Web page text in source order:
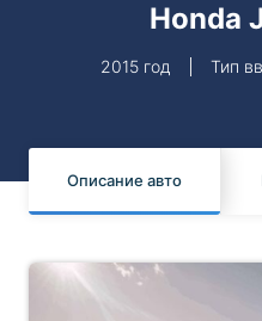
Honda
2015 год Тип
Описание авто